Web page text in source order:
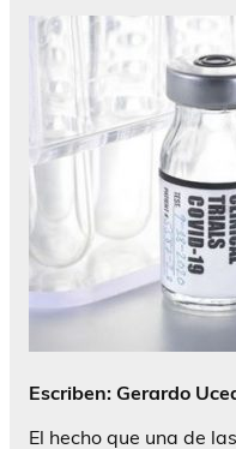
Escriben: Gerardo
El hecho que una de